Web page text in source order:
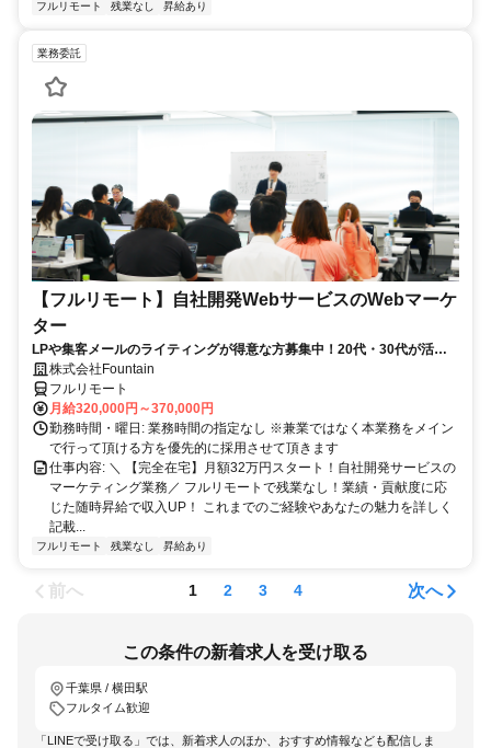
フルリモート 残業なし 昇給あり
業務委託
【フルリモート】自社開発WebサービスのWebマーケ
ター
LPや集客メールのライティングが得意な方募集中！20代・30代が活躍
している職場です！
株式会社Fountain
フルリモート
月給320,000円～370,000円
勤務時間・曜日: 業務時間の指定なし ※兼業ではなく本業務をメイン
で行って頂ける方を優先的に採用させて頂きます
仕事内容: ＼ 【完全在宅】月額32万円スタート！自社開発サービスの
マーケティング業務／ フルリモートで残業なし！業績・貢献度に応
じた随時昇給で収入UP！ これまでのご経験やあなたの魅力を詳しく
記載...
フルリモート 残業なし 昇給あり
前へ 1 2 3 4 次へ
この条件の新着求人を受け取る
千葉県 / 横田駅
フルタイム歓迎
「LINEで受け取る」では、新着求人のほか、おすすめ情報なども配信しま